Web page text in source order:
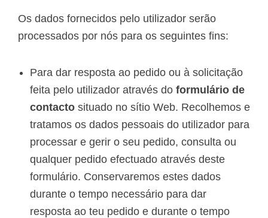
Os dados fornecidos pelo utilizador serão
processados por nós para os seguintes fins:
Para dar resposta ao pedido ou à solicitação
feita pelo utilizador através do formulário de
contacto situado no sítio Web. Recolhemos e
tratamos os dados pessoais do utilizador para
processar e gerir o seu pedido, consulta ou
qualquer pedido efectuado através deste
formulário. Conservaremos estes dados
durante o tempo necessário para dar
resposta ao teu pedido e durante o tempo